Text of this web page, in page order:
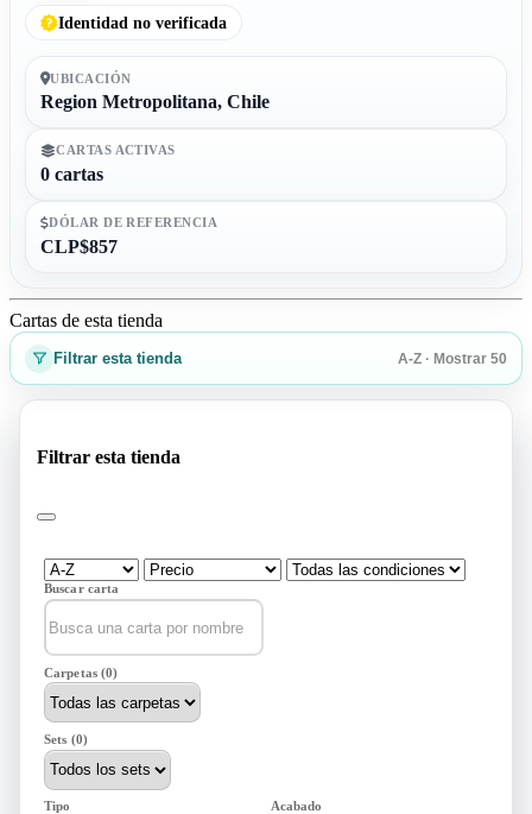
Identidad no verificada
UBICACIÓN
Region Metropolitana, Chile
CARTAS ACTIVAS
0 cartas
DÓLAR DE REFERENCIA
CLP$857
Cartas de esta tienda
Filtrar esta tienda A-Z · Mostrar 50
Filtrar esta tienda
Buscar carta
Carpetas (0)
Sets (0)
Tipo Acabado